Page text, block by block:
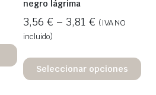
negro lágrima
3,56 € – 3,81 € (IVA NO
incluido)
Seleccionar opciones